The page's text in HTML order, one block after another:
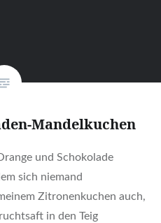
Mandelkuchen
und Schokolade
sich niemand
Zitronenkuchen auch,
in den Teig